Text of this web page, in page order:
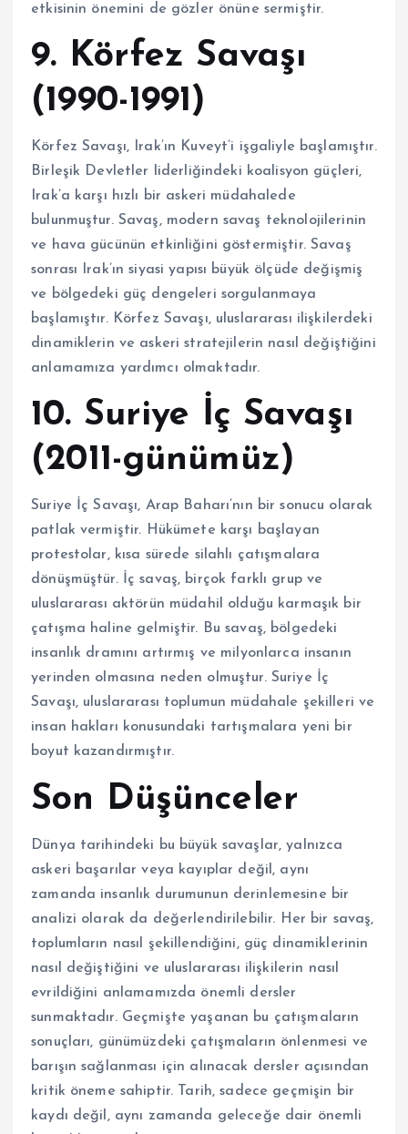
etkisinin önemini de gözler önüne sermiştir.
9. Körfez Savaşı
(1990-1991)
Körfez Savaşı, Irak’ın Kuveyt’i işgaliyle başlamıştır.
Birleşik Devletler liderliğindeki koalisyon güçleri,
Irak’a karşı hızlı bir askeri müdahalede
bulunmuştur. Savaş, modern savaş teknolojilerinin
ve hava gücünün etkinliğini göstermiştir. Savaş
sonrası Irak’ın siyasi yapısı büyük ölçüde değişmiş
ve bölgedeki güç dengeleri sorgulanmaya
başlamıştır. Körfez Savaşı, uluslararası ilişkilerdeki
dinamiklerin ve askeri stratejilerin nasıl değiştiğini
anlamamıza yardımcı olmaktadır.
10. Suriye İç Savaşı
(2011-günümüz)
Suriye İç Savaşı, Arap Baharı’nın bir sonucu olarak
patlak vermiştir. Hükümete karşı başlayan
protestolar, kısa sürede silahlı çatışmalara
dönüşmüştür. İç savaş, birçok farklı grup ve
uluslararası aktörün müdahil olduğu karmaşık bir
çatışma haline gelmiştir. Bu savaş, bölgedeki
insanlık dramını artırmış ve milyonlarca insanın
yerinden olmasına neden olmuştur. Suriye İç
Savaşı, uluslararası toplumun müdahale şekilleri ve
insan hakları konusundaki tartışmalara yeni bir
boyut kazandırmıştır.
Son Düşünceler
Dünya tarihindeki bu büyük savaşlar, yalnızca
askeri başarılar veya kayıplar değil, aynı
zamanda insanlık durumunun derinlemesine bir
analizi olarak da değerlendirilebilir. Her bir savaş,
toplumların nasıl şekillendiğini, güç dinamiklerinin
nasıl değiştiğini ve uluslararası ilişkilerin nasıl
evrildiğini anlamamızda önemli dersler
sunmaktadır. Geçmişte yaşanan bu çatışmaların
sonuçları, günümüzdeki çatışmaların önlenmesi ve
barışın sağlanması için alınacak dersler açısından
kritik öneme sahiptir. Tarih, sadece geçmişin bir
kaydı değil, aynı zamanda geleceğe dair önemli